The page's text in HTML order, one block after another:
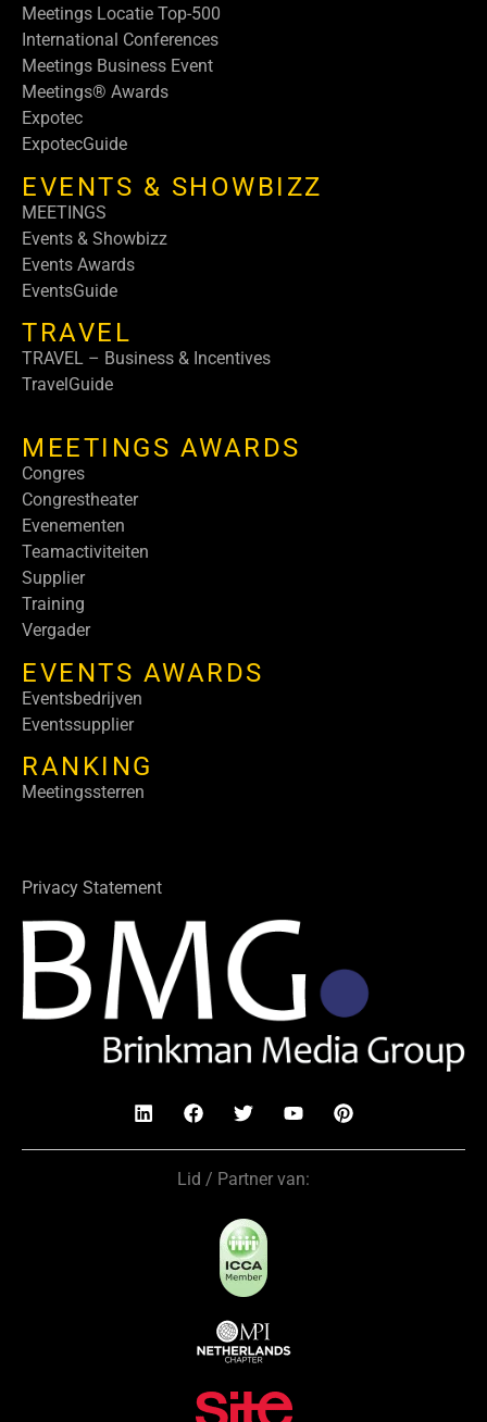
Meetings Locatie Top-500
International Conferences
Meetings Business Event
Meetings® Awards
Expotec
ExpotecGuide
EVENTS & SHOWBIZZ
MEETINGS
Events & Showbizz
Events Awards
EventsGuide
TRAVEL
TRAVEL – Business & Incentives
TravelGuide
MEETINGS AWARDS
Congres
Congrestheater
Evenementen
Teamactiviteiten
Supplier
Training
Vergader
EVENTS AWARDS
Eventsbedrijven
Eventssupplier
RANKING
Meetingssterren
Privacy Statement
Lid / Partner van: